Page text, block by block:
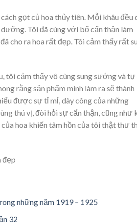
gọt củ hoa thủy tiên. Mỗi khâu đều
Tôi đã cùng với bố cẩn thận làm
cho ra hoa rất đẹp. Tôi cảm thấy rất
tôi cảm thấy vô cùng sung sướng và tự
rằng sản phẩm mình làm ra sẽ thành
được sự tỉ mỉ, dày công của những
thú vị, đòi hỏi sự cẩn thận, cũng như
hoa khiến tâm hồn của tôi thật thư
đẹp
những năm 1919 – 1925
32